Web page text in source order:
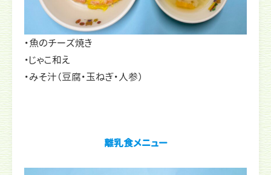
・魚のチーズ焼き
・じゃこ和え
・みそ汁（豆腐・玉ねぎ・人参）
離乳食メニュー